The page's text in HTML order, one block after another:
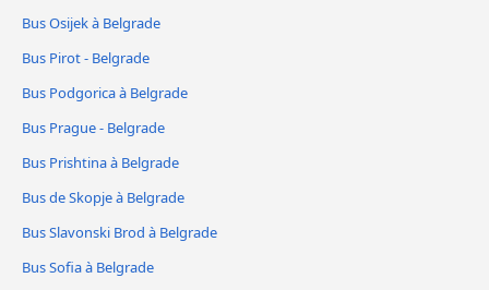
Bus Osijek à Belgrade
Bus Pirot - Belgrade
Bus Podgorica à Belgrade
Bus Prague - Belgrade
Bus Prishtina à Belgrade
Bus de Skopje à Belgrade
Bus Slavonski Brod à Belgrade
Bus Sofia à Belgrade